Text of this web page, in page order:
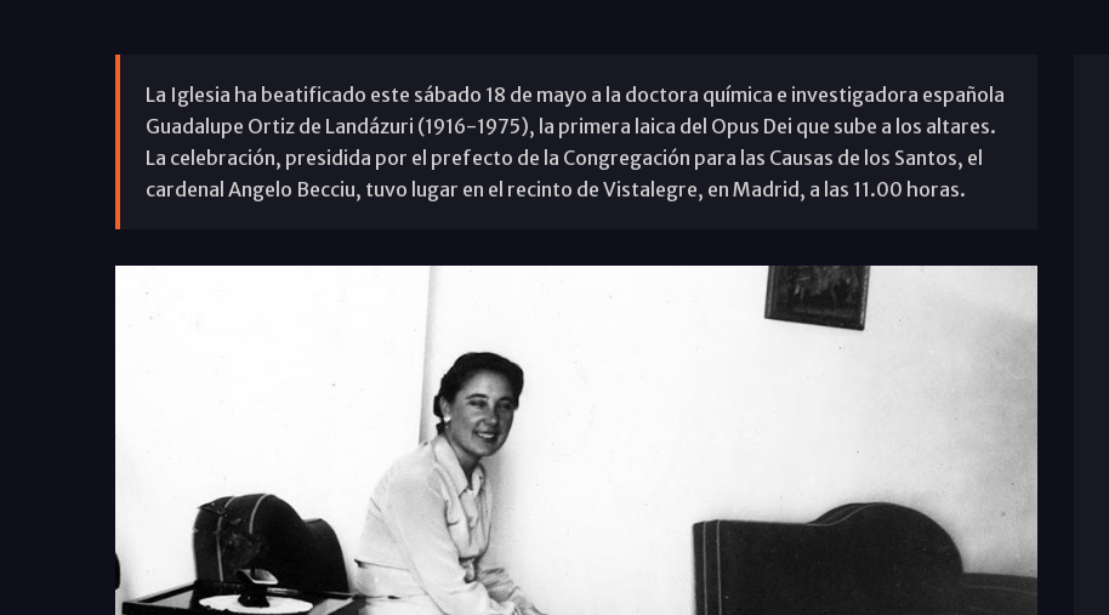
La Iglesia ha beatificado este sábado 18 de mayo a la doctora química e investigadora española
Guadalupe Ortiz de Landázuri (1916-1975), la primera laica del Opus Dei que sube a los altares.
La celebración, presidida por el prefecto de la Congregación para las Causas de los Santos, el
cardenal Angelo Becciu, tuvo lugar en el recinto de Vistalegre, en Madrid, a las 11.00 horas.